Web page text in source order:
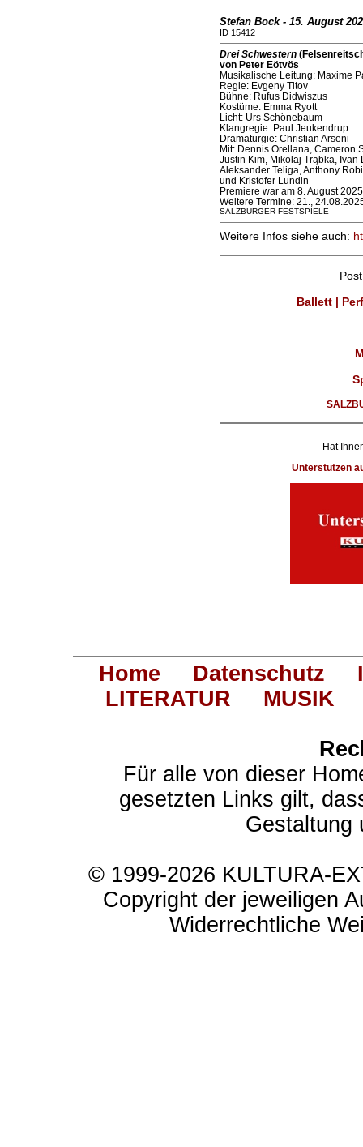
Stefan Bock - 15. August
ID 15412
Drei Schwestern
von Peter Eötvös
Musikalische Leitung: Maxime
Regie: Evgeny Titov
Bühne: Rufus Didwiszus
Kostüme: Emma Ryott
Licht: Urs Schönebaum
Klangregie: Paul Jeukendrup
Dramaturgie: Christian Arseni
Mit: Dennis Orellana, Cameron
Justin Kim, Mikołaj Trąbka,
Aleksander Teliga, Anthony
und Kristofer Lundin
Premiere war am 8. August
Weitere Termine: 21.,
SALZBURGER FESTSPIELE
Weitere Infos siehe auch:
Ballett |
Hat
Unterstützen
Home Datenschutz
LITERATUR
MUSIK
Für alle von dieser
gesetzten Links gilt,
Gestaltung
© 1999-2026 KULTURA-
Copyright der jeweiligen
Widerrechtliche